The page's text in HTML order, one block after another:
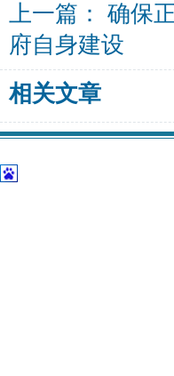
上一篇： 确保
府自身建设
相关文章